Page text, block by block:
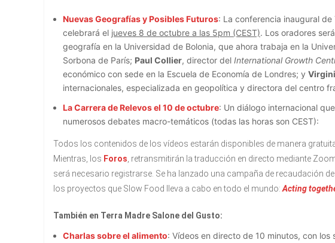
Nuevas Geografías y Posibles Futuros: La conferencia inaugural
celebrará el jueves 8 de octubre a las 5pm (CEST). Los oradores
geografía en la Universidad de Bolonia, que ahora trabaja en la
Sorbona de París; Paul Collier, director del International Growth
económico con sede en la Escuela de Economía de Londres; y
internacionales, especializada en geopolítica y directora del centro
La Carrera de Relevos el 10 de octubre: Un diálogo internacional
numerosos debates macro-temáticos (todas las horas son CEST):
Todos los contenidos de los vídeos estarán disponibles de manera
Mientras, los Foros , retransmitirán la traducción en directo mediante
será necesario registrarse. Se ha lanzado una campaña de recaudación
los proyectos que Slow Food lleva a cabo en todo el mundo: Acting
También en Terra Madre Salone del Gusto:
Charlas sobre el alimento: Vídeos en directo de 10 minutos, con